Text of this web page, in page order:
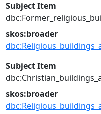
Subject Item
skos:broader
Subject Item
skos:broader